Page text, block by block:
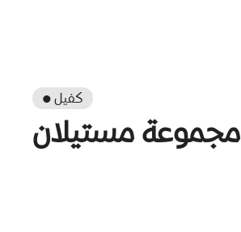
● كفيل
مجموعة مستيلان